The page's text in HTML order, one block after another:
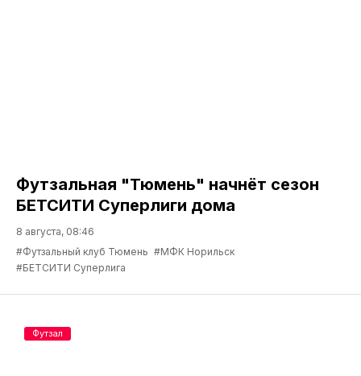
Футзальная "Тюмень" начнёт сезон
БЕТСИТИ Суперлиги дома
8 августа, 08:46
#Футзальный клуб Тюмень #МФК Норильск
#БЕТСИТИ Суперлига
Футзал